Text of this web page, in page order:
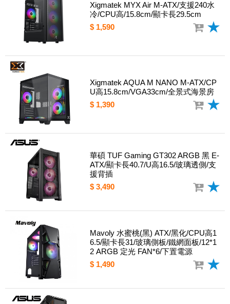
Xigmatek MYX Air M-ATX/支援240水
冷/CPU高/15.8cm/顯卡長29.5cm
$ 1,590
Xigmatek AQUA M NANO M-ATX/CP
U高15.8cm/VGA33cm/全景式海景房
$ 1,390
華碩 TUF Gaming GT302 ARGB 黑 E-
ATX/顯卡長40.7/U高16.5/玻璃透側/支
援背插
$ 3,490
Mavoly 水蜜桃(黑) ATX/黑化/CPU高1
6.5/顯卡長31/玻璃側板/鐵網面板/12*1
2 ARGB 定光 FAN*6/下置電源
$ 1,490